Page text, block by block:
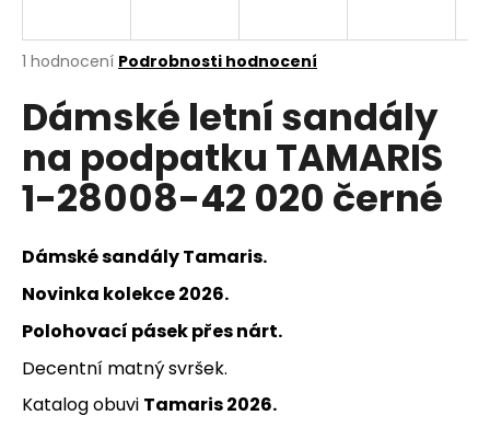
Průměrné
produktu
je
5
hvězdiček.
1 hodnocení Podrobnosti hodnocení
Dámské letní sandály
na podpatku TAMARIS
1-28008-42 020 černé
Dámské sandály Tamaris.
Novinka kolekce 2026.
Polohovací pásek přes nárt.
Decentní matný svršek.
Katalog obuvi Tamaris 2026.
j
t
?
HLEDAT
o
p